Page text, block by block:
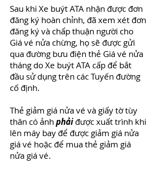
Sau khi Xe buýt ATA nhận được đơn
đăng ký hoàn chỉnh, đã xem xét đơn
đăng ký và chấp thuận người cho
Giá vé nửa chừng, họ sẽ được gửi
qua đường bưu điện thẻ Giá vé nửa
tháng do Xe buýt ATA cấp để bắt
đầu sử dụng trên các Tuyến đường
cố định.
Thẻ giảm giá nửa vé và giấy tờ tùy
thân có ảnh phảiđược xuất trình khi
lên máy bay để được giảm giá nửa
giá vé hoặc để mua thẻ giảm giá
nửa giá vé.